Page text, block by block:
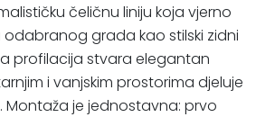
čeličnu liniju koja vjerno
grada kao stilski zidni
profilacija stvara elegantan
i vanjskim prostorima djeluje
Montaža je jednostavna: prvo